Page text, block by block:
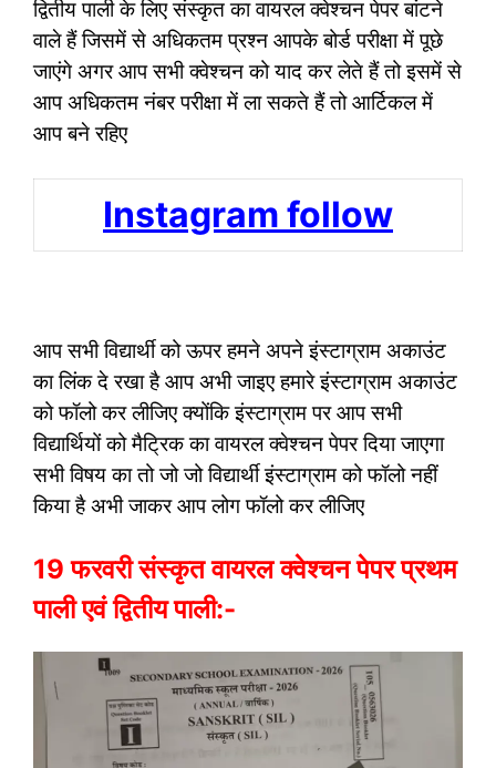
द्वितीय पाली के लिए संस्कृत का वायरल क्वेश्चन पेपर बांटने
वाले हैं जिसमें से अधिकतम प्रश्न आपके बोर्ड परीक्षा में पूछे
जाएंगे अगर आप सभी क्वेश्चन को याद कर लेते हैं तो इसमें से
आप अधिकतम नंबर परीक्षा में ला सकते हैं तो आर्टिकल में
आप बने रहिए
Instagram follow
आप सभी विद्यार्थी को ऊपर हमने अपने इंस्टाग्राम अकाउंट
का लिंक दे रखा है आप अभी जाइए हमारे इंस्टाग्राम अकाउंट
को फॉलो कर लीजिए क्योंकि इंस्टाग्राम पर आप सभी
विद्यार्थियों को मैट्रिक का वायरल क्वेश्चन पेपर दिया जाएगा
सभी विषय का तो जो जो विद्यार्थी इंस्टाग्राम को फॉलो नहीं
किया है अभी जाकर आप लोग फॉलो कर लीजिए
19 फरवरी संस्कृत वायरल क्वेश्चन पेपर प्रथम
पाली एवं द्वितीय पाली:-